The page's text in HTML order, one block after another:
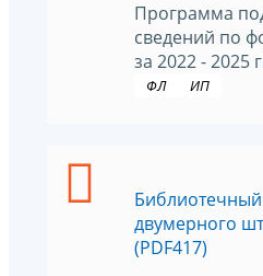
Программа
сведений по
за 2022 - 2025
ФЛ ИП
двумерного
(PDF417)